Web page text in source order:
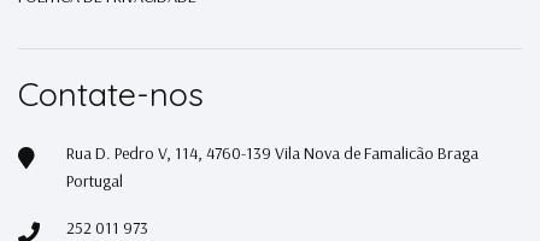
Contate-nos
Rua D. Pedro V, 114, 4760-139 Vila Nova de Famalicão Braga
Portugal
252 011 973